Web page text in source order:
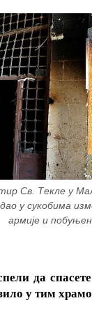
Св. Текле у
у сукобима
армије и
да
у тим